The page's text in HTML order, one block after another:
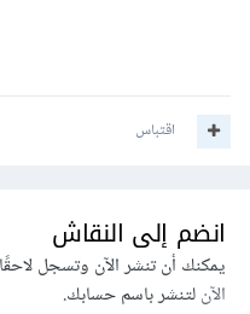
اقتباس
انضم إلى النقاش
يمكنك أن تنشر الآن وتسجل
الآنلتنشر باسم حسابك.